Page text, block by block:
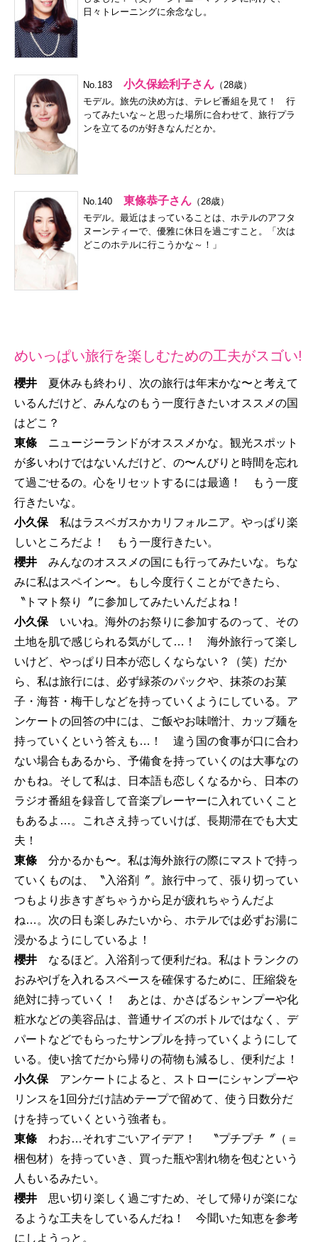
日々トレーニングに余念なし。
No.183 小久保絵利子さん （28歳）
モデル。旅先の決め方は、テレビ番組を見て！ 行
ってみたいな～と思った場所に合わせて、旅行プラ
ンを立てるのが好きなんだとか。
No.140 東條恭子さん （28歳）
モデル。最近はまっていることは、ホテルのアフタ
ヌーンティーで、優雅に休日を過ごすこと。「次は
どこのホテルに行こうかな～！」
めいっぱい旅行を楽しむための工夫がスゴい!
櫻井 夏休みも終わり、次の旅行は年末かな〜と考えて
いるんだけど、みんなのもう一度行きたいオススメの国
はどこ？
東條 ニュージーランドがオススメかな。観光スポット
が多いわけではないんだけど、の〜んびりと時間を忘れ
て過ごせるの。心をリセットするには最適！ もう一度
行きたいな。
小久保 私はラスベガスかカリフォルニア。やっぱり楽
しいところだよ！ もう一度行きたい。
櫻井 みんなのオススメの国にも行ってみたいな。ちな
みに私はスペイン〜。もし今度行くことができたら、
〝トマト祭り〞に参加してみたいんだよね！
小久保 いいね。海外のお祭りに参加するのって、その
土地を肌で感じられる気がして…！ 海外旅行って楽し
いけど、やっぱり日本が恋しくならない？（笑）だか
ら、私は旅行には、必ず緑茶のパックや、抹茶のお菓
子・海苔・梅干しなどを持っていくようにしている。ア
ンケートの回答の中には、ご飯やお味噌汁、カップ麺を
持っていくという答えも…！ 違う国の食事が口に合わ
ない場合もあるから、予備食を持っていくのは大事なの
かもね。そして私は、日本語も恋しくなるから、日本の
ラジオ番組を録音して音楽プレーヤーに入れていくこと
もあるよ…。これさえ持っていけば、長期滞在でも大丈
夫！
東條 分かるかも〜。私は海外旅行の際にマストで持っ
ていくものは、〝入浴剤〞。旅行中って、張り切ってい
つもより歩きすぎちゃうから足が疲れちゃうんだよ
ね…。次の日も楽しみたいから、ホテルでは必ずお湯に
浸かるようにしているよ！
櫻井 なるほど。入浴剤って便利だね。私はトランクの
おみやげを入れるスペースを確保するために、圧縮袋を
絶対に持っていく！ あとは、かさばるシャンプーや化
粧水などの美容品は、普通サイズのボトルではなく、デ
パートなどでもらったサンプルを持っていくようにして
いる。使い捨てだから帰りの荷物も減るし、便利だよ！
小久保 アンケートによると、ストローにシャンプーや
リンスを1回分だけ詰めテープで留めて、使う日数分だ
けを持っていくという強者も。
東條 わお…それすごいアイデア！ 〝プチプチ〞（＝
梱包材）を持っていき、買った瓶や割れ物を包むという
人もいるみたい。
櫻井 思い切り楽しく過ごすため、そして帰りが楽にな
るような工夫をしているんだね！ 今聞いた知恵を参考
にしようっと。